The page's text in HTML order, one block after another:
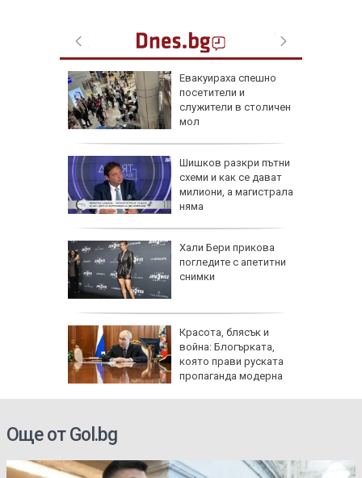
Евакуираха спешно
посетители и
служители в столичен
мол
Шишков разкри пътни
схеми и как се дават
милиони, а магистрала
няма
Хали Бери прикова
погледите с апетитни
снимки
Красота, блясък и
война: Блогърката,
която прави руската
пропаганда модерна
Още от Gol.bg